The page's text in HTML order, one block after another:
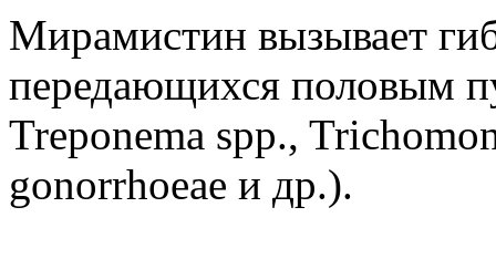
Мирамистин вызывает
передающихся половым
Treponema spp.,
gonorrhoeae и др.).